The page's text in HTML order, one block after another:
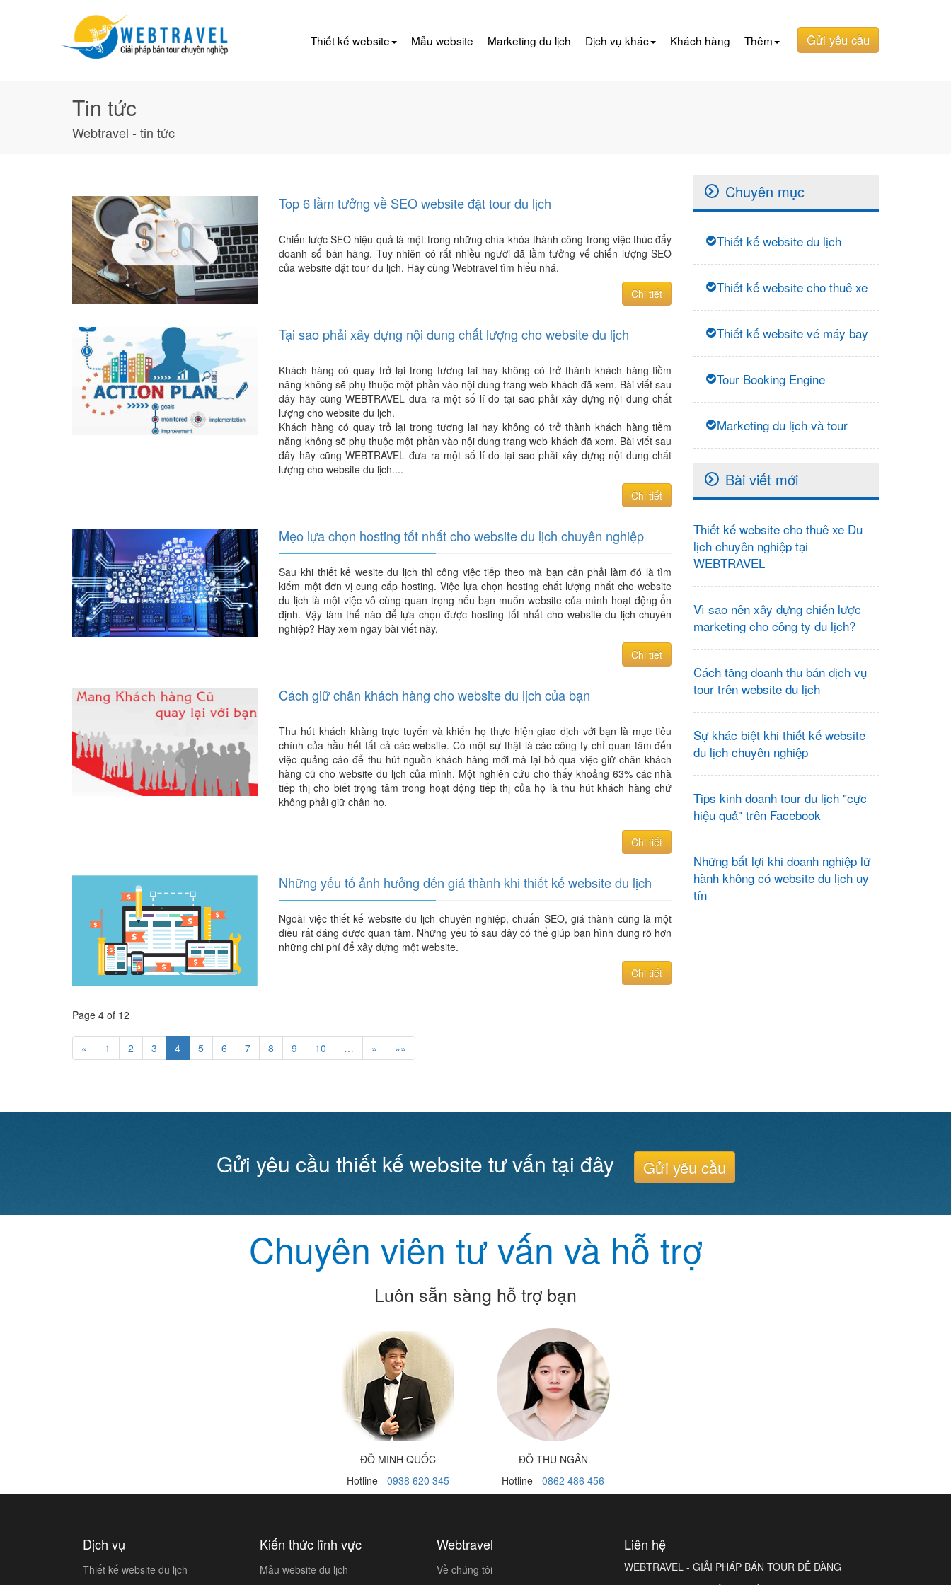
Gửi yêu cầu
Thiết kế website Mẫu website Marketing du lịch Dịch vụ khác Khách hàng Thêm
Tin tức
Webtravel - tin tức
Top 6 lầm tưởng về SEO website đặt tour du lịch
Chiến lược SEO hiệu quả là một trong những chìa khóa thành công trong việc thúc đẩy
doanh số bán hàng. Tuy nhiên có rất nhiều người đã lầm tưởng vể chiến lượng SEO
của website đặt tour du lịch. Hãy cùng Webtravel tìm hiểu nhá.
Chi tiết
Tại sao phải xây dựng nội dung chất lượng cho website du lịch
Khách hàng có quay trở lại trong tương lai hay không có trở thành khách hàng tiềm
năng không sẽ phụ thuộc một phần vào nội dung trang web khách đã xem. Bài viết sau
đây hãy cũng WEBTRAVEL đưa ra một số lí do tại sao phải xây dựng nội dung chất
lượng cho website du lịch.
Khách hàng có quay trở lại trong tương lai hay không có trở thành khách hàng tiềm
năng không sẽ phụ thuộc một phần vào nội dung trang web khách đã xem. Bài viết sau
đây hãy cũng WEBTRAVEL đưa ra một số lí do tại sao phải xây dựng nội dung chất
lượng cho website du lịch....
Chi tiết
Mẹo lựa chọn hosting tốt nhất cho website du lịch chuyên nghiệp
Sau khi thiết kế wesite du lịch thì công việc tiếp theo mà bạn cần phải làm đó là tìm
kiếm một đơn vị cung cấp hosting. Việc lựa chọn hosting chất lượng nhất cho website
du lịch là một việc vô cùng quan trọng nếu bạn muốn website của mình hoạt động ổn
định. Vậy làm thế nào để lựa chọn được hosting tốt nhất cho website du lịch chuyên
nghiệp? Hãy xem ngay bài viết này.
Chi tiết
Cách giữ chân khách hàng cho website du lịch của bạn
Thu hút khách khàng trực tuyến và khiến họ thực hiện giao dịch với bạn là mục tiêu
chính của hầu hết tất cả các website. Có một sự thật là các công ty chỉ quan tâm đến
việc quảng cáo để thu hút nguồn khách hàng mới mà lại bỏ qua việc giữ chân khách
hàng cũ cho website du lịch của mình. Một nghiên cứu cho thấy khoảng 63% các nhà
tiếp thị cho biết trọng tâm trong hoạt động tiếp thị của họ là thu hút khách hàng chứ
không phải giữ chân họ.
Chi tiết
Những yếu tố ảnh hưởng đến giá thành khi thiết kế website du lịch
Ngoài việc thiết kế website du lịch chuyên nghiệp, chuẩn SEO, giá thành cũng là một
điều rất đáng được quan tâm. Những yếu tố sau đây có thể giúp bạn hình dung rõ hơn
những chi phí để xây dựng một website.
Chi tiết
Page 4 of 12
« 1 2 3 4 5 6 7 8 9 10 … » »»
Chuyên mục
Thiết kế website du lịch
Thiết kế website cho thuê xe
Thiết kế website vé máy bay
Tour Booking Engine
Marketing du lịch và tour
Bài viết mới
Thiết kế website cho thuê xe Du
lịch chuyên nghiệp tại
WEBTRAVEL
Vì sao nên xây dựng chiến lược
marketing cho công ty du lịch?
Cách tăng doanh thu bán dịch vụ
tour trên website du lịch
Sự khác biệt khi thiết kế website
du lịch chuyên nghiệp
Tips kinh doanh tour du lịch "cực
hiệu quả" trên Facebook
Những bất lợi khi doanh nghiệp lữ
hành không có website du lịch uy
tín
Gửi yêu cầu thiết kế website tư vấn tại đây Gửi yêu cầu
Chuyên viên tư vấn và hỗ trợ
Luôn sẵn sàng hỗ trợ bạn
ĐỖ MINH QUỐC
Hotline - 0938 620 345
ĐỖ THU NGÂN
Hotline -0862 486 456
Dịch vụ
Thiết kế website du lịch
Kiến thức lĩnh vực
Mẫu website du lịch
Webtravel
Về chúng tôi
Liên hệ
WEBTRAVEL - GIẢI PHÁP BÁN TOUR DỄ DÀNG